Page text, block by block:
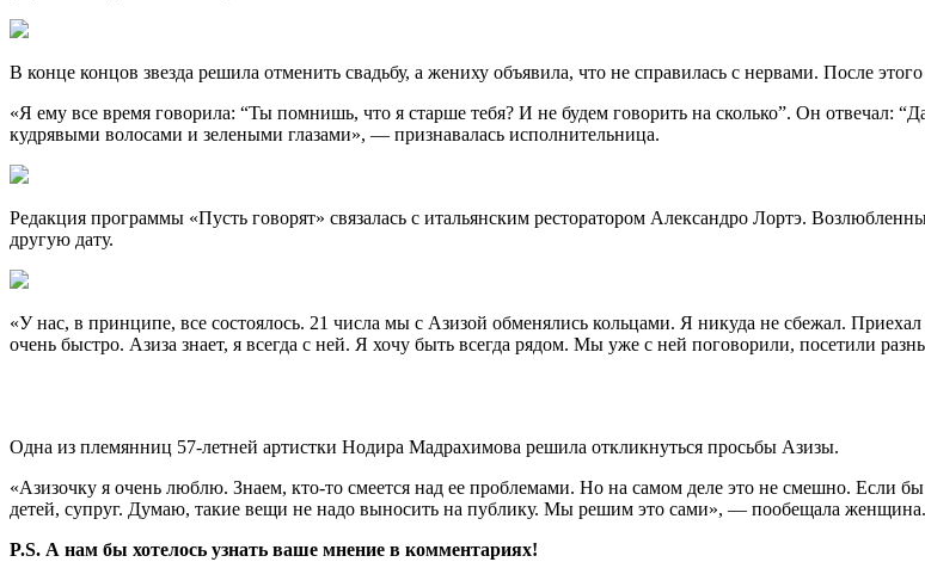
В конце концов звезда решила отменить свадьбу, а жениху объявила, что не справилась с нервами. После
«Я ему все время говорила: “Ты помнишь, что я старше тебя? И не будем говорить на сколько”. Он отвечал:
кудрявыми волосами и зелеными глазами», — признавалась исполнительница.
Редакция программы «Пусть говорят» связалась с итальянским ресторатором Александро Лортэ.
другую дату.
«У нас, в принципе, все состоялось. 21 числа мы с Азизой обменялись кольцами. Я никуда не сбежал.
очень быстро. Азиза знает, я всегда с ней. Я хочу быть всегда рядом. Мы уже с ней поговорили, посетили
Одна из племянниц 57-летней артистки Нодира Мадрахимова решила откликнуться просьбы Азизы.
«Азизочку я очень люблю. Знаем, кто-то смеется над ее проблемами. Но на самом деле это не смешно. Если
детей, супруг. Думаю, такие вещи не надо выносить на публику. Мы решим это сами», — пообещала женщина.
P.S. А нам бы хотелось узнать ваше мнение в комментариях!